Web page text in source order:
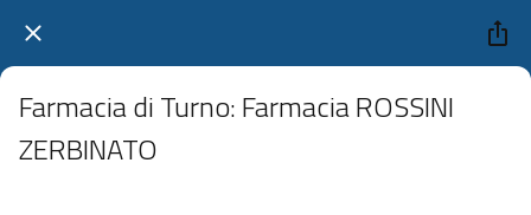
Farmacia di Turno: Farmacia ROSSINI
ZERBINATO